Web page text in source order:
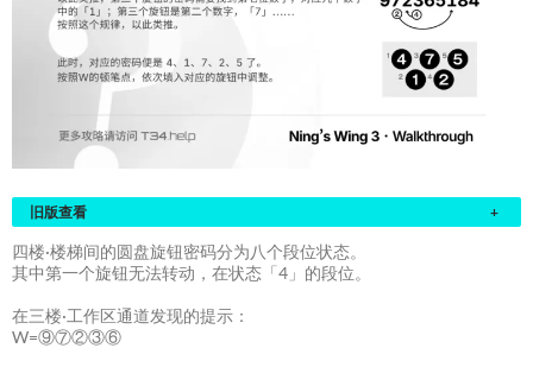
旧版查看 +
四楼·楼梯间的圆盘旋钮密码分为八个段位状态。
其中第一个旋钮无法转动，在状态「4」的段位。
在三楼·工作区通道发现的提示：
W=⑨⑦②③⑥